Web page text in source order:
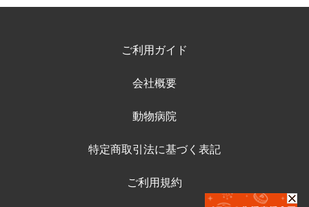
ご利用ガイド
会社概要
動物病院
特定商取引法に基づく表記
ご利用規約